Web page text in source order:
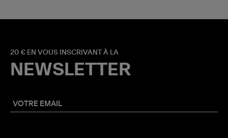
20 € EN VOUS INSCRIVANT À LA
NEWSLETTER